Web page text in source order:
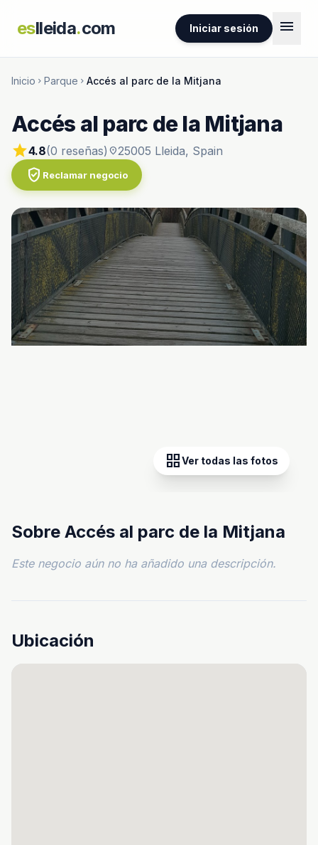
eslleida.com Iniciar sesión menu
Inicio chevron_right Parque chevron_right Accés al parc de la Mitjana
Accés al parc de la Mitjana
star4.8(0 reseñas) location_on25005 Lleida, Spain
verified_user Reclamar negocio
grid_viewVer todas las fotos
Sobre Accés al parc de la Mitjana
Este negocio aún no ha añadido una descripción.
Ubicación